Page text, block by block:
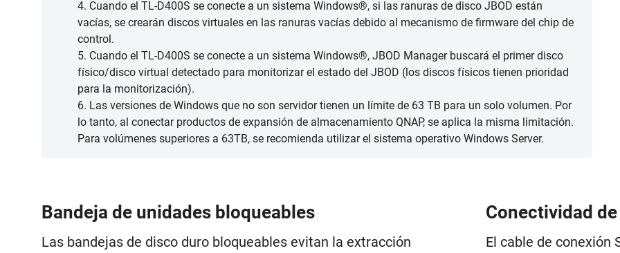
4. Cuando el TL-D400S se conecte a un sistema Windows®, si las ranuras de disco JBOD están
vacías, se crearán discos virtuales en las ranuras vacías debido al mecanismo de firmware del chip de
control.
5. Cuando el TL-D400S se conecte a un sistema Windows®, JBOD Manager buscará el primer disco
físico/disco virtual detectado para monitorizar el estado del JBOD (los discos físicos tienen prioridad
para la monitorización).
6. Las versiones de Windows que no son servidor tienen un límite de 63 TB para un solo volumen. Por
lo tanto, al conectar productos de expansión de almacenamiento QNAP, se aplica la misma limitación.
Para volúmenes superiores a 63TB, se recomienda utilizar el sistema operativo Windows Server.
Bandeja de unidades bloqueables
Las bandejas de disco duro bloqueables evitan la extracción
Conectividad
El cable de conexión